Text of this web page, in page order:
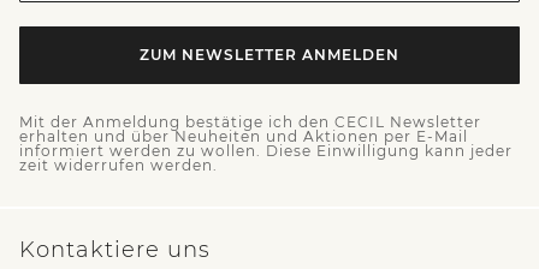
ZUM NEWSLETTER ANMELDEN
Mit der Anmeldung bestätige ich den CECIL Newsletter
erhalten und über Neuheiten und Aktionen per E-Mail
informiert werden zu wollen. Diese Einwilligung kann jeder
zeit widerrufen werden.
Kontaktiere uns